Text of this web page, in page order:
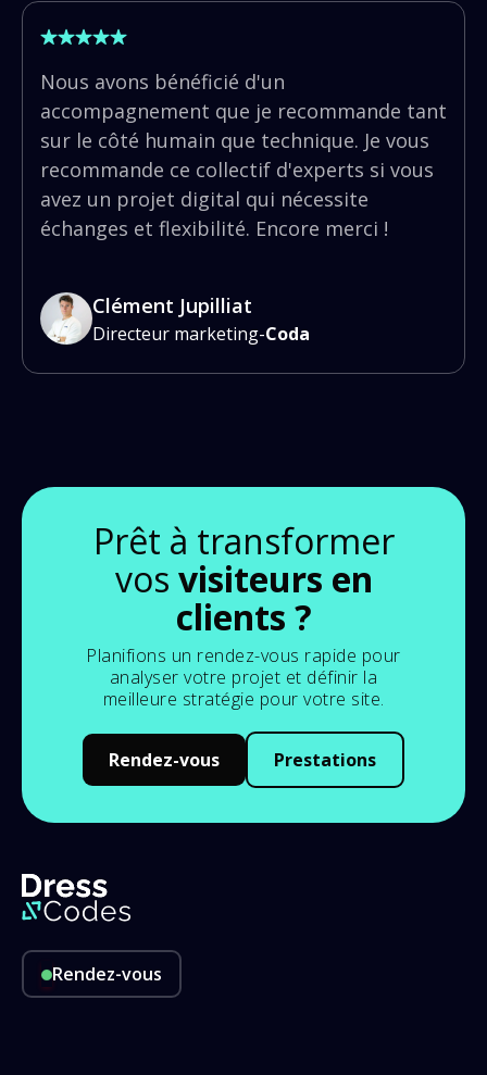
Nous avons bénéficié d'un
accompagnement que je recommande tant
sur le côté humain que technique. Je vous
recommande ce collectif d'experts si vous
avez un projet digital qui nécessite
échanges et flexibilité. Encore merci !
Clément Jupilliat
Directeur marketing-Coda
Prêt à transformer
vos visiteurs en
clients ?
Planifions un rendez-vous rapide pour
analyser votre projet et définir la
meilleure stratégie pour votre site.
Rendez-vous Prestations
Rendez-vous